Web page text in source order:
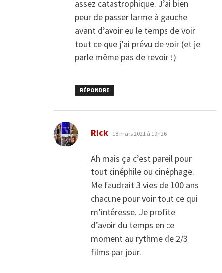
assez catastrophique. J’ai bien
peur de passer larme à gauche
avant d’avoir eu le temps de voir
tout ce que j’ai prévu de voir (et je
parle même pas de revoir !)
RÉPONDRE
Rick dit :
18 mars 2021 à 19h26
Ah mais ça c’est pareil pour
tout cinéphile ou cinéphage.
Me faudrait 3 vies de 100 ans
chacune pour voir tout ce qui
m’intéresse. Je profite
d’avoir du temps en ce
moment au rythme de 2/3
films par jour.